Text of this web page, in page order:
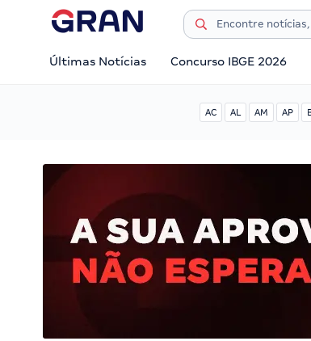
Últimas Notícias Concurso IBGE 2026
AC AL AM AP